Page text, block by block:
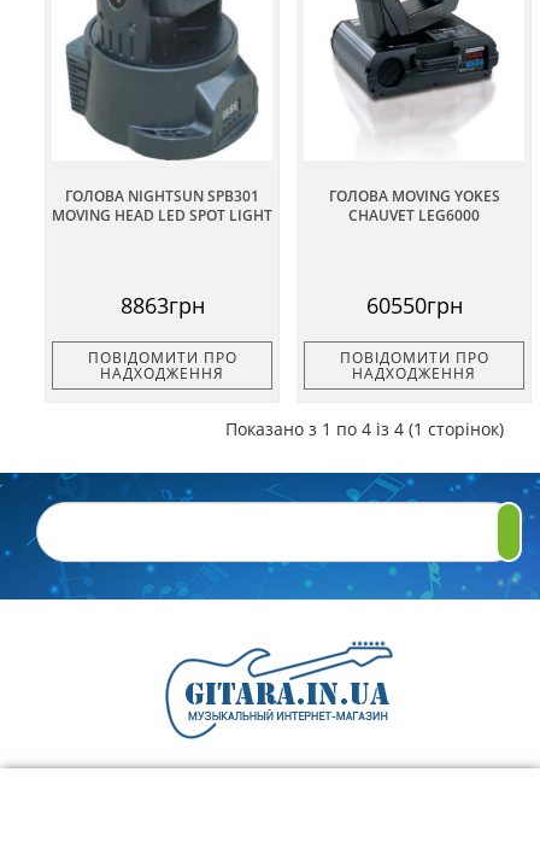
ГОЛОВА NIGHTSUN SPB301
MOVING HEAD LED SPOT LIGHT
8863грн
ПОВІДОМИТИ ПРО
НАДХОДЖЕННЯ
ГОЛОВА MOVING YOKES
CHAUVET LEG6000
60550грн
ПОВІДОМИТИ ПРО
НАДХОДЖЕННЯ
Показано з 1 по 4 із 4 (1 сторінок)